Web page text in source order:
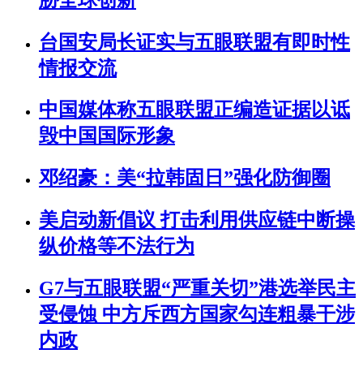
台国安局长证实与五眼联盟有即时性
情报交流
中国媒体称五眼联盟正编造证据以诋
毁中国国际形象
邓绍豪：美“拉韩固日”强化防御圈
美启动新倡议 打击利用供应链中断操
纵价格等不法行为
G7与五眼联盟“严重关切”港选举民主
受侵蚀 中方斥西方国家勾连粗暴干涉
内政